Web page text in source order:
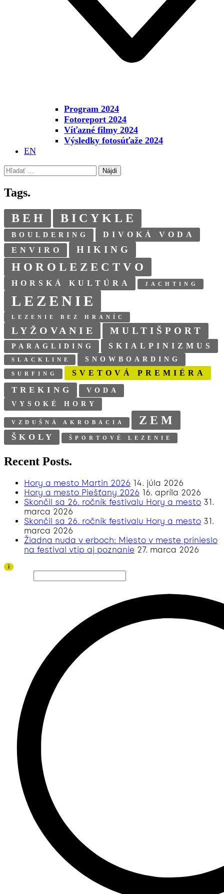
Program 2024
Fotoreport 2024
Víťazné filmy 2024
Výsledky fotosúťaže 2024
EN
Hľadať:
Tags.
BEH
BICYKLE
BOULDERING
DIVOKÁ VODA
ENVIRO
HIKING
HOROLEZECTVO
HORSKÁ KULTÚRA JACHTING
LEZENIE
LEZENIE BEZ HRANÍC
LYŽOVANIE MULTIŠPORT
PARAGLIDING SKIALPINIZMUS
SLACKLINE SNOWBOARDING
SURFING SVETOVÁ PREMIÉRA
TREKING
VODA
VYSOKÉ HORY
VZDUŠNÁ AKROBACIA ZEM
ŠKOLY ŠPORTOVÉ LEZENIE
Recent Posts.
Hory a mesto Martin 2026 14. júla 2026
Hory a mesto Piešťany 2026 16. apríla 2026
Skončil sa 26. ročník festivalu Hory a mesto 31.
marca 2026
Skončil sa 26. ročník festivalu Hory a mesto 31.
marca 2026
Žiadna nuda v erboch: Miesto v meste prinieslo
na festival vtip aj poznanie 27. marca 2026
i